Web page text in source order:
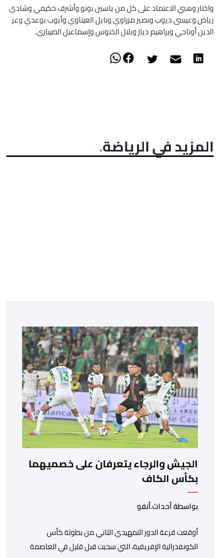
واختار وهبي الاعتماد على كل من ياسين بونو وأشرف حكيمي وشادي
رياض وعيسى ديوب ونصير مزراوي ونايل العيناوي وأيوب بوعدي وعز
الدين أوناحي وبراهيم دياز وبلال الخنوس وإسماعيل الصيباري.
المزيد في الرياضة
الجيش والرجاء يتعرفان على خصميهما
بكأس الكاف
بواسطة أحداث.أنفو
أوقعت قرعة الدور التمهيدي الثاني من بطولة كأس
الكونفدرالية الإفريقية، التي سحبت قبل قليل في العاصمة